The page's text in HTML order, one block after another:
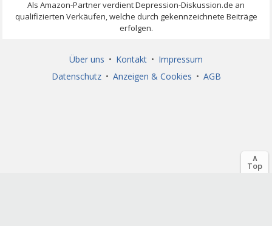
Über uns • Kontakt • Impressum
Datenschutz • Anzeigen & Cookies • AGB
∧
Top